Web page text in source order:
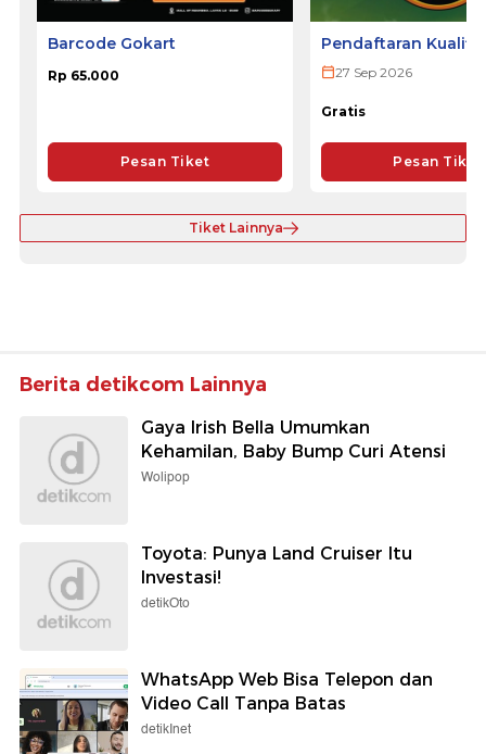
Barcode Gokart
Rp 65.000
Pesan Tiket
Pendaftaran
ULTRA 2026
27 Sep 2026
Gratis
Pesan Tiket
Tiket Lainnya
Berita detikcom Lainnya
Gaya Irish Bella Umumkan
Kehamilan, Baby Bump Curi Atensi
Wolipop
Toyota: Punya Land Cruiser Itu
Investasi!
detikOto
WhatsApp Web Bisa Telepon dan
Video Call Tanpa Batas
detikInet